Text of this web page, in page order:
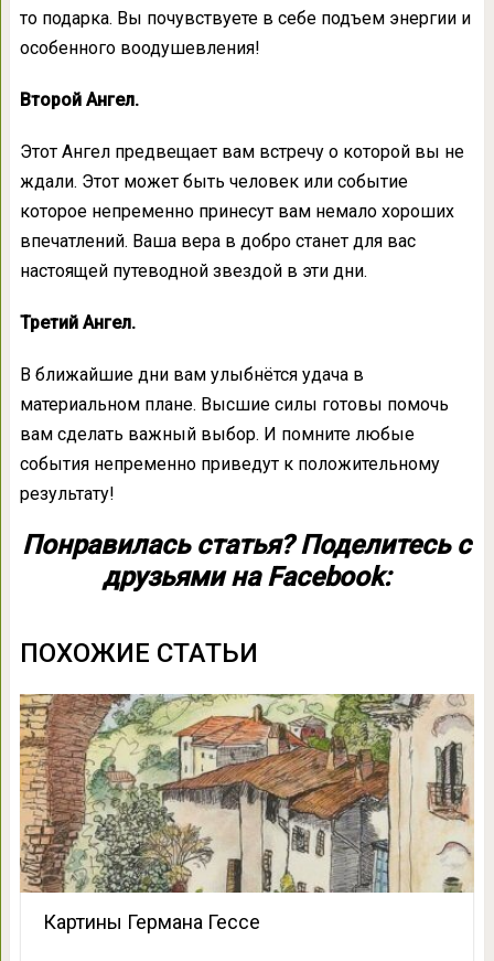
то подарка. Вы почувствуете в себе подъем энергии и
особенного воодушевления!
Второй Ангел.
Этот Ангел предвещает вам встречу о которой вы не
ждали. Этот может быть человек или событие
которое непременно принесут вам немало хороших
впечатлений. Ваша вера в добро станет для вас
настоящей путеводной звездой в эти дни.
Третий Ангел.
В ближайшие дни вам улыбнётся удача в
материальном плане. Высшие силы готовы помочь
вам сделать важный выбор. И помните любые
события непременно приведут к положительному
результату!
Понравилась статья? Поделитесь с
друзьями на Facebook:
ПОХОЖИЕ СТАТЬИ
Картины Германа Гессе